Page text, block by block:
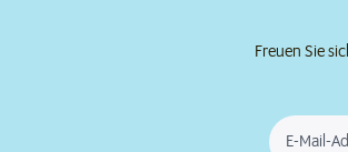
Freuen Sie
E-Mail-